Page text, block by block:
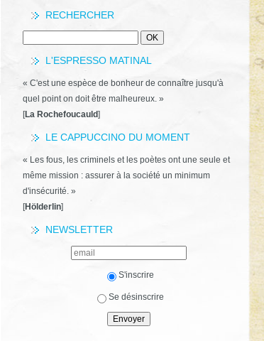
RECHERCHER
L'ESPRESSO MATINAL
« C'est une espèce de bonheur de connaître jusqu'à
quel point on doit être malheureux. »
[La Rochefoucauld]
LE CAPPUCCINO DU MOMENT
« Les fous, les criminels et les poètes ont une seule et
même mission : assurer à la société un minimum
d'insécurité. »
[Hölderlin]
NEWSLETTER
S'inscrire
Se désinscrire